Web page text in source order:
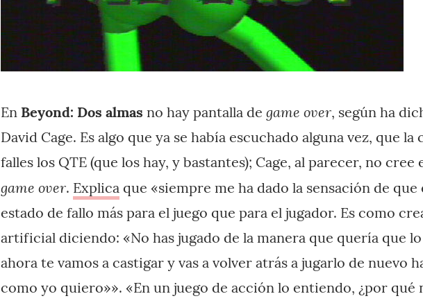
En Beyond: Dos almas no hay pantalla de game over, según ha
David Cage. Es algo que ya se había escuchado alguna vez, que la
falles los QTE (que los hay, y bastantes); Cage, al parecer, no cree
game over. Explica que «siempre me ha dado la sensación de que
estado de fallo más para el juego que para el jugador. Es como
artificial diciendo: «No has jugado de la manera que quería que
ahora te vamos a castigar y vas a volver atrás a jugarlo de nuevo
como yo quiero»». «En un juego de acción lo entiendo, ¿por qué